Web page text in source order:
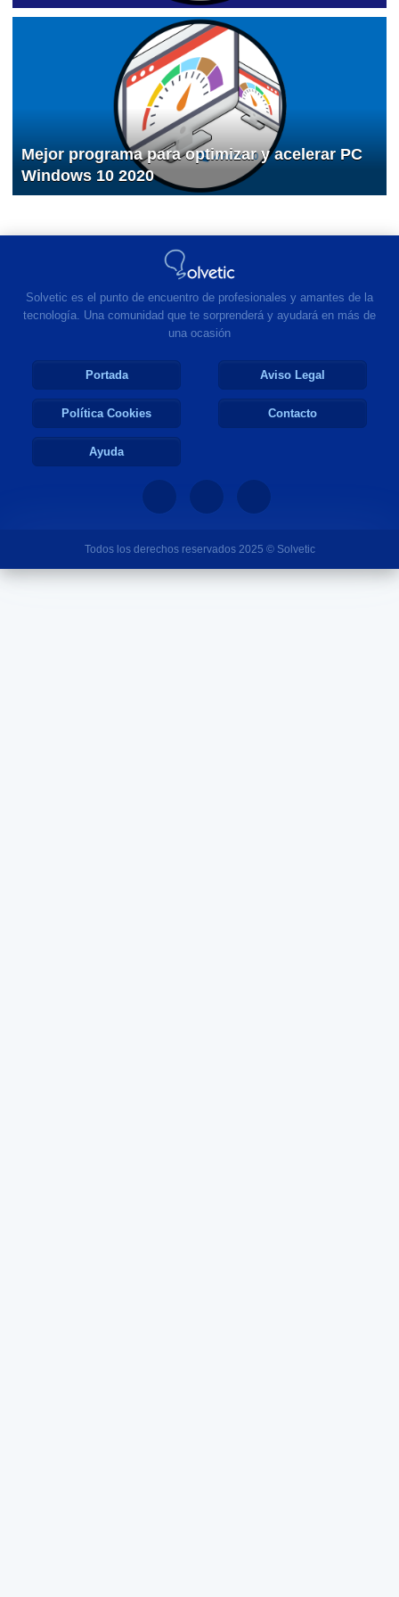
Mejor programa para optimizar y acelerar PC
Windows 10 2020
Solvetic es el punto de encuentro de profesionales y amantes de la
tecnología. Una comunidad que te sorprenderá y ayudará en más de
una ocasión
Portada Aviso Legal
Política Cookies Contacto
Ayuda
Todos los derechos reservados 2025 © Solvetic